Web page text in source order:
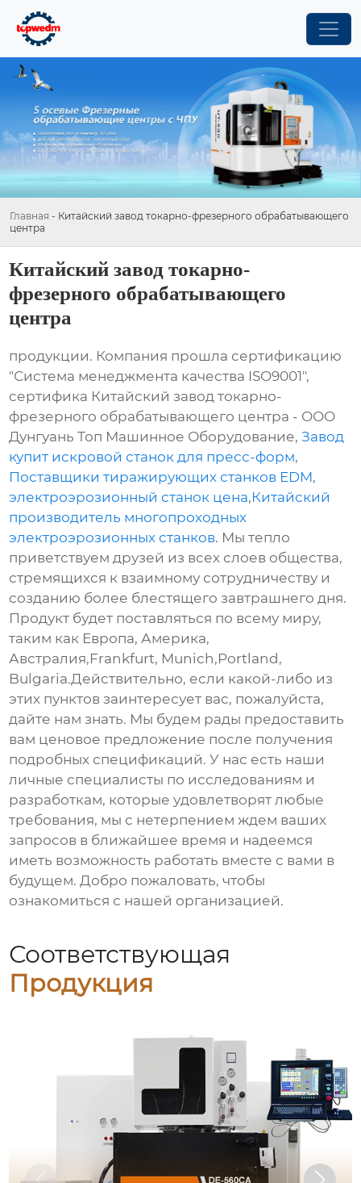
Главная - Китайский завод токарно-фрезерного обрабатывающего
центра
Китайский завод токарно-
фрезерного обрабатывающего
центра
продукции. Компания прошла сертификацию
"Система менеджмента качества ISO9001",
сертифика Китайский завод токарно-
фрезерного обрабатывающего центра - ООО
Дунгуань Топ Машинное Оборудование,Завод
купит искровой станок для пресс-форм,
Поставщики тиражирующих станков EDM,
электроэрозионный станок цена,Китайский
производитель многопроходных
электроэрозионных станков. Мы тепло
приветствуем друзей из всех слоев общества,
стремящихся к взаимному сотрудничеству и
созданию более блестящего завтрашнего дня.
Продукт будет поставляться по всему миру,
таким как Европа, Америка,
Австралия,Frankfurt, Munich,Portland,
Bulgaria.Действительно, если какой-либо из
этих пунктов заинтересует вас, пожалуйста,
дайте нам знать. Мы будем рады предоставить
вам ценовое предложение после получения
подробных спецификаций. У нас есть наши
личные специалисты по исследованиям и
разработкам, которые удовлетворят любые
требования, мы с нетерпением ждем ваших
запросов в ближайшее время и надеемся
иметь возможность работать вместе с вами в
будущем. Добро пожаловать, чтобы
ознакомиться с нашей организацией.
Соответствующая
Продукция